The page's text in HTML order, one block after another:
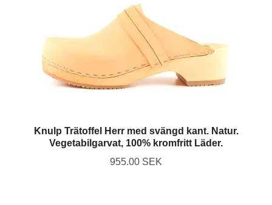
Knulp Trätoffel Herr med svängd kant. Natur.
Vegetabilgarvat, 100% kromfritt Läder.
955.00 SEK